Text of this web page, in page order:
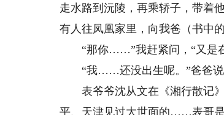
走水路到沅陵，再乘轿子，带着
有人往凤凰家里，向我爸（书
“那你……”我赶紧问，“又是
“我……还没出生呢。”爸爸说
表爷爷沈从文在《湘行散记》
平、天津见过大世面的……表哥